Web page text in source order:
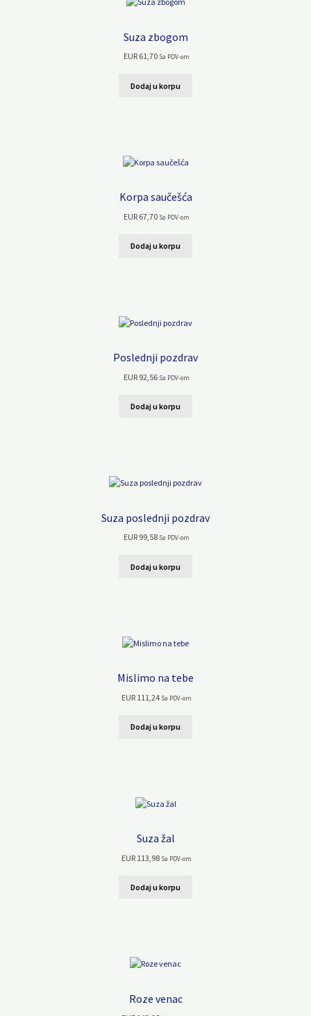
Suza zbogom
EUR 61,70 Sa PDV-om
Dodaj u korpu
Korpa saučešća
EUR 67,70 Sa PDV-om
Dodaj u korpu
Poslednji pozdrav
EUR 92,56 Sa PDV-om
Dodaj u korpu
Suza poslednji pozdrav
EUR 99,58 Sa PDV-om
Dodaj u korpu
Mislimo na tebe
EUR 111,24 Sa PDV-om
Dodaj u korpu
Suza žal
EUR 113,98 Sa PDV-om
Dodaj u korpu
Roze venac